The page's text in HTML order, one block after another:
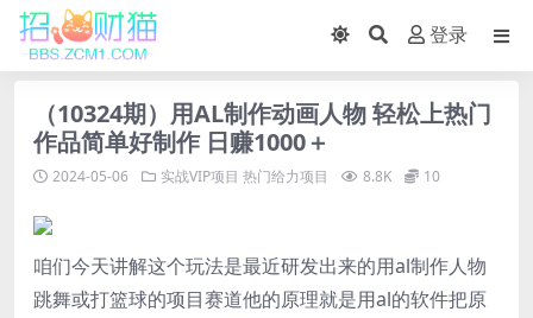
登录
（10324期）用AL制作动画人物 轻松上热门
作品简单好制作 日赚1000＋
2024-05-06 实战VIP项目 热门给力项目 8.8K 10
咱们今天讲解这个玩法是最近研发出来的用al制作人物
跳舞或打篮球的项目赛道他的原理就是用al的软件把原